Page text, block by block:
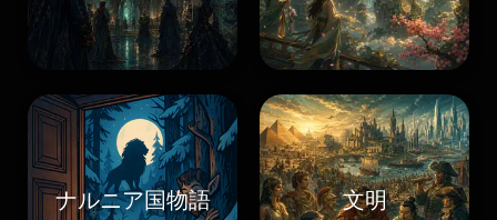
ナルニア国物語 文明